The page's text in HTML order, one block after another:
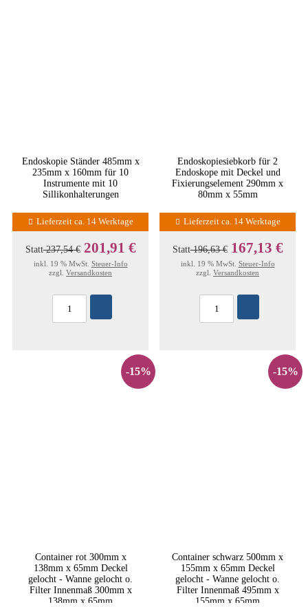
Endoskopie Ständer 485mm x
235mm x 160mm für 10
Instrumente mit 10
Sillikonhalterungen
Lieferzeit ca. 14 Werktage
Statt237,54 € 201,91 €
inkl. 19 % MwSt. Steuer-Info
zzgl. Versandkosten
Endoskopiesiebkorb für 2
Endoskope mit Deckel und
Fixierungselement 290mm x
80mm x 55mm
Lieferzeit ca. 14 Werktage
Statt196,63 € 167,13 €
inkl. 19 % MwSt. Steuer-Info
zzgl. Versandkosten
-15%
Container rot 300mm x
138mm x 65mm Deckel
gelocht - Wanne gelocht o.
Filter Innenmaß 300mm x
138mm x 65mm
-15%
Container schwarz 500mm x
155mm x 65mm Deckel
gelocht - Wanne gelocht o.
Filter Innenmaß 495mm x
155mm x 65mm